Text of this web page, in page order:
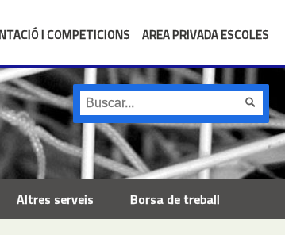
I COMPETICIONS AREA PRIVADA ESCOLES
Altres serveis Borsa de treball